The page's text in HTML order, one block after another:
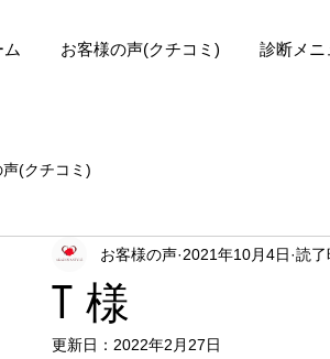
ム お客様の声(クチコミ) 診断メニ
(クチコミ)
T 様
お客様の声 2021年10月4日 読
更新日： 2022年2月27日